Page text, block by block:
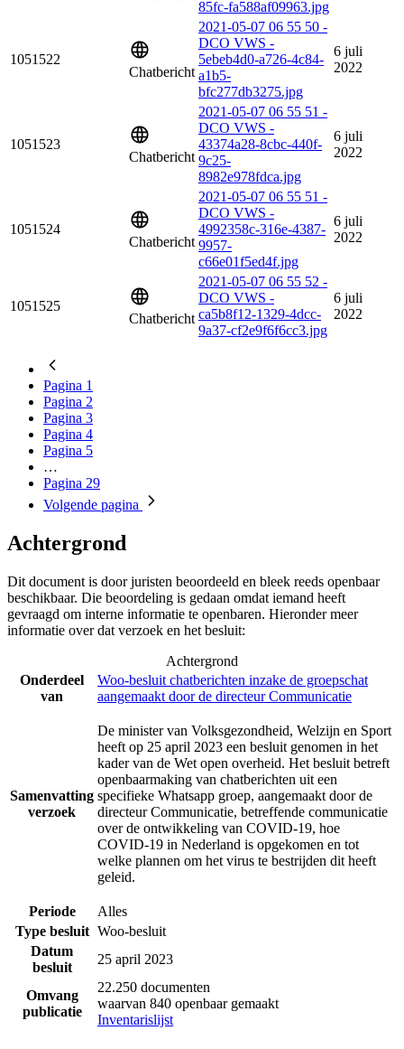
85fc-fa588af09963.jpg
1051522
Chatbericht
2021-05-07 06 55 50 -
DCO VWS -
5ebeb4d0-a726-4c84-
a1b5-
bfc277db3275.jpg
6 juli
2022
1051523
Chatbericht
2021-05-07 06 55 51 -
DCO VWS -
43374a28-8cbc-440f-
9c25-
8982e978fdca.jpg
6 juli
2022
1051524
Chatbericht
2021-05-07 06 55 51 -
DCO VWS -
4992358c-316e-4387-
9957-
c66e01f5ed4f.jpg
6 juli
2022
1051525
Chatbericht
2021-05-07 06 55 52 -
DCO VWS -
ca5b8f12-1329-4dcc-
9a37-cf2e9f6f6cc3.jpg
6 juli
2022
Pagina 1
Pagina 2
Pagina 3
Pagina 4
Pagina 5
…
Pagina 29
Volgende pagina
Achtergrond
Dit document is door juristen beoordeeld en bleek reeds openbaar
beschikbaar. Die beoordeling is gedaan omdat iemand heeft
gevraagd om interne informatie te openbaren. Hieronder meer
informatie over dat verzoek en het besluit:
Achtergrond
Onderdeel
van
Woo-besluit chatberichten inzake de groepschat
aangemaakt door de directeur Communicatie
Samenvatting
verzoek
De minister van Volksgezondheid, Welzijn en Sport
heeft op 25 april 2023 een besluit genomen in het
kader van de Wet open overheid. Het besluit betreft
openbaarmaking van chatberichten uit een
specifieke Whatsapp groep, aangemaakt door de
directeur Communicatie, betreffende communicatie
over de ontwikkeling van COVID-19, hoe
COVID-19 in Nederland is opgekomen en tot
welke plannen om het virus te bestrijden dit heeft
geleid.
Periode
Alles
Type besluit Woo-besluit
Datum
besluit
25 april 2023
Omvang
publicatie
22.250 documenten
waarvan 840 openbaar gemaakt
Inventarislijst